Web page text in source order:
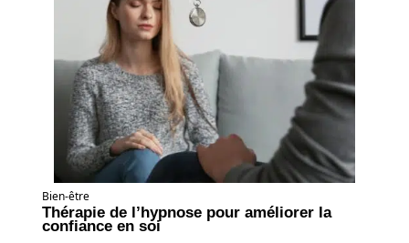
Bien-être
Thérapie de l’hypnose pour améliorer la
confiance en soi